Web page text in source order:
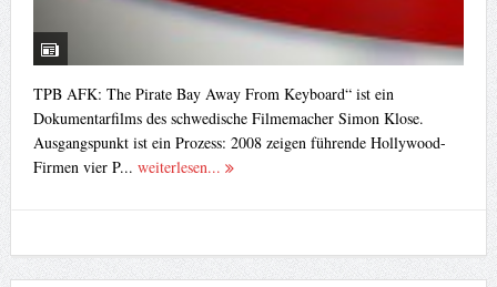
TPB AFK: The Pirate Bay Away From Keyboard“ ist ein
Dokumentarfilms des schwedische Filmemacher Simon Klose.
Ausgangspunkt ist ein Prozess: 2008 zeigen führende Hollywood-
Firmen vier P... weiterlesen...